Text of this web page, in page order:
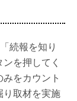
続報を知り
を押してく
をカウント
り取材を実施